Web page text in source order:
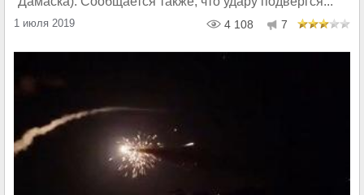
1 июля 2019 4 108 7